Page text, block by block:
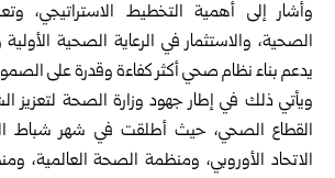
وأشار إلى أهمية التخطيط الاستراتيجي،
الصحية، والاستثمار في الرعاية الصحية الأولية
يدعم بناء نظام صحي أكثر كفاءة وقدرة على
ويأتي ذلك في إطار جهود وزارة الصحة لتعزيز
القطاع الصحي، حيث أطلقت في شهر شباط